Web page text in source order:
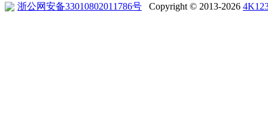
浙公网安备33010802011786号 Copyright © 2013-2026